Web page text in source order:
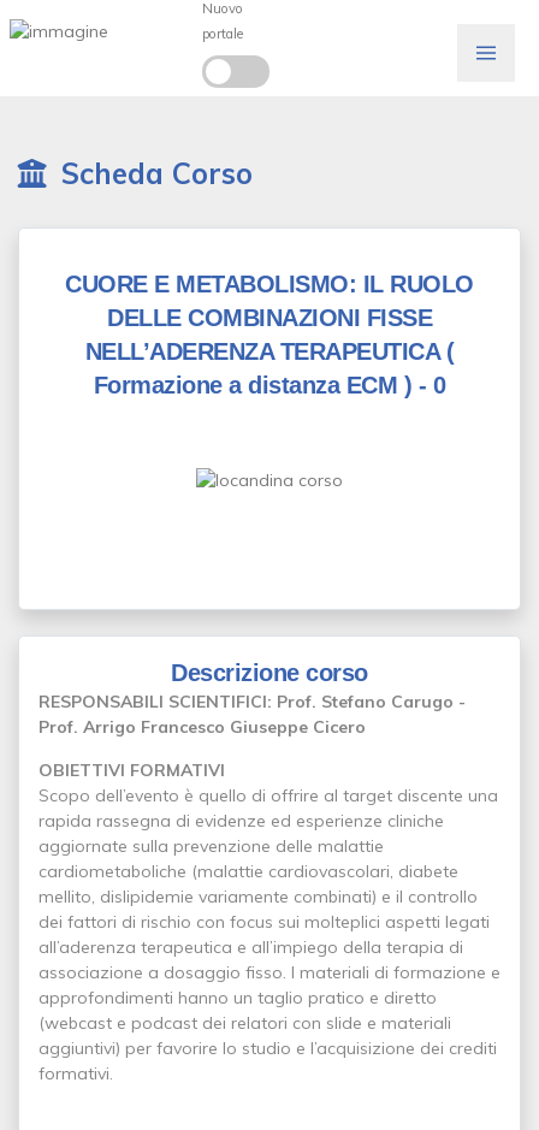
Scheda Corso
CUORE E METABOLISMO: IL RUOLO
DELLE COMBINAZIONI FISSE
NELL’ADERENZA TERAPEUTICA (
Formazione a distanza ECM ) - 0
Descrizione corso
RESPONSABILI SCIENTIFICI: Prof. Stefano Carugo -
Prof. Arrigo Francesco Giuseppe Cicero
OBIETTIVI FORMATIVI
Scopo dell’evento è quello di offrire al target discente una
rapida rassegna di evidenze ed esperienze cliniche
aggiornate sulla prevenzione delle malattie
cardiometaboliche (malattie cardiovascolari, diabete
mellito, dislipidemie variamente combinati) e il controllo
dei fattori di rischio con focus sui molteplici aspetti legati
all’aderenza terapeutica e all’impiego della terapia di
associazione a dosaggio fisso. I materiali di formazione e
approfondimenti hanno un taglio pratico e diretto
(webcast e podcast dei relatori con slide e materiali
aggiuntivi) per favorire lo studio e l’acquisizione dei crediti
formativi.